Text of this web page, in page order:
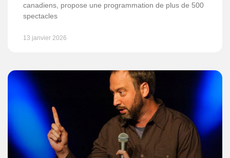
canadiens, propose une programmation de plus de 500
spectacles
13 janvier 2026